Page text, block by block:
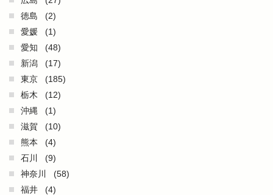
徳島
(2)
愛媛
(1)
愛知
(48)
新潟
(17)
東京
(185)
栃木
(12)
沖縄
(1)
滋賀
(10)
熊本
(4)
石川
(9)
神奈川
(58)
福井
(4)